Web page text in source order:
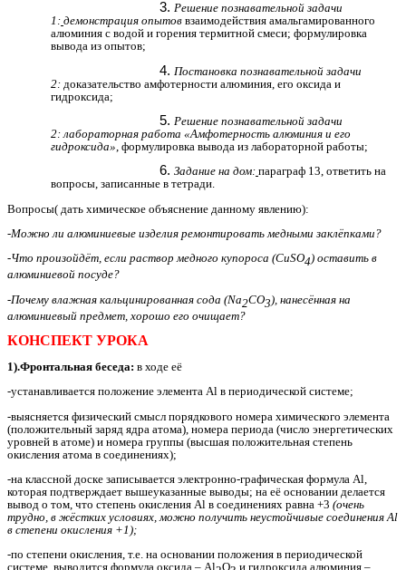
Решение познавательной задачи
1: демонстрация опытов взаимодействия амальгамированного
алюминия с водой и горения термитной смеси; формулировка
вывода из опытов;
Постановка познавательной задачи
2: доказательство амфотерности алюминия, его оксида и
гидроксида;
Решение познавательной задачи
2: лабораторная работа «Амфотерность алюминия и его
гидроксида», формулировка вывода из лабораторной работы;
Задание на дом: параграф 13, ответить на
вопросы, записанные в тетради.
Вопросы( дать химическое объяснение данному явлению):
-Можно ли алюминиевые изделия ремонтировать медными заклёпками?
-Что произойдёт, если раствор медного купороса (CuSO4) оставить в
алюминиевой посуде?
-Почему влажная кальцинированная сода (Na2CO3), нанесённая на
алюминиевый предмет, хорошо его очищает?
КОНСПЕКТ УРОКА
1).Фронтальная беседа: в ходе её
-устанавливается положение элемента Al в периодической системе;
-выясняется физический смысл порядкового номера химического элемента
(положительный заряд ядра атома), номера периода (число энергетических
уровней в атоме) и номера группы (высшая положительная степень
окисления атома в соединениях);
-на классной доске записывается электронно-графическая формула Al,
которая подтверждает вышеуказанные выводы; на её основании делается
вывод о том, что степень окисления Al в соединениях равна +3 (очень
трудно, в жёстких условиях, можно получить неустойчивые соединения Al
в степени окисления +1);
-по степени окисления, т.е. на основании положения в периодической
системе, выводится формула оксида – Al O и гидроксида алюминия –